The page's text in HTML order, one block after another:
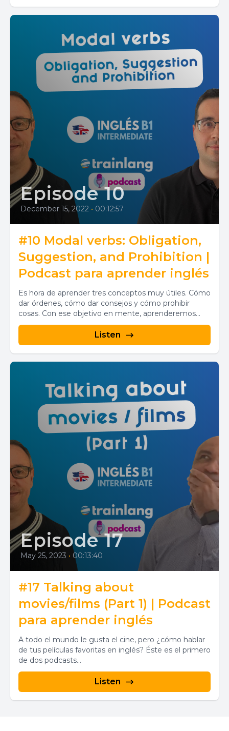
Episode 10
December 15, 2022 • 00:12:57
#10 Modal verbs: Obligation,
Suggestion, and Prohibition |
Podcast para aprender inglés
Es hora de aprender tres conceptos muy útiles. Cómo
dar órdenes, cómo dar consejos y cómo prohibir
cosas. Con ese objetivo en mente, aprenderemos...
Listen
Episode 17
May 25, 2023 • 00:13:40
#17 Talking about
movies/films (Part 1) | Podcast
para aprender inglés
A todo el mundo le gusta el cine, pero ¿cómo hablar
de tus películas favoritas en inglés? Éste es el primero
de dos podcasts...
Listen